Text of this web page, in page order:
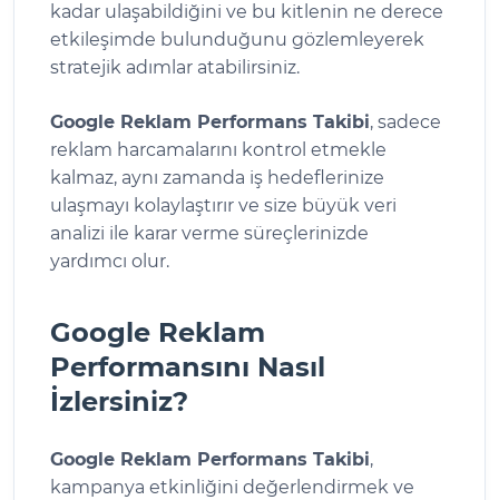
kadar ulaşabildiğini ve bu kitlenin ne derece
etkileşimde bulunduğunu gözlemleyerek
stratejik adımlar atabilirsiniz.
Google Reklam Performans Takibi, sadece
reklam harcamalarını kontrol etmekle
kalmaz, aynı zamanda iş hedeflerinize
ulaşmayı kolaylaştırır ve size büyük veri
analizi ile karar verme süreçlerinizde
yardımcı olur.
Google Reklam
Performansını Nasıl
İzlersiniz?
Google Reklam Performans Takibi,
kampanya etkinliğini değerlendirmek ve